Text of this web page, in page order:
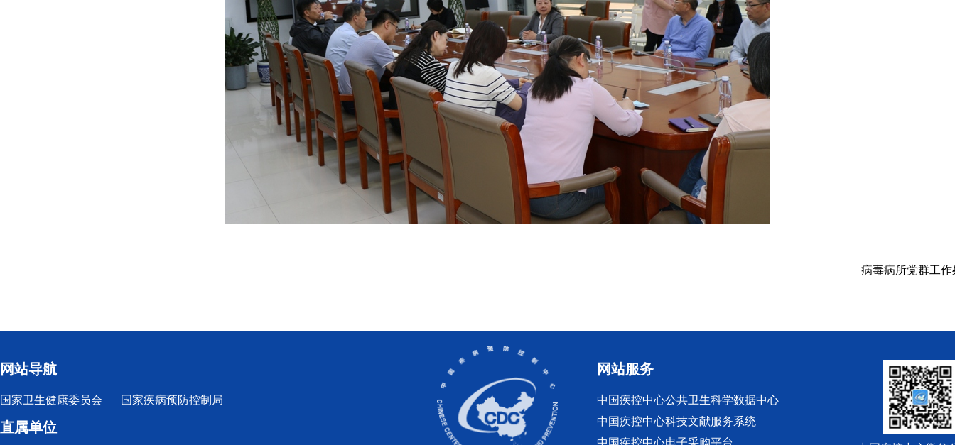
病毒病所党群工作处
网站导航
国家卫生健康委员会 国家疾病预防控制局
直属单位
网站服务
中国疾控中心公共卫生科学数据中心
中国疾控中心科技文献服务系统
中国疾控中心电子采购平台